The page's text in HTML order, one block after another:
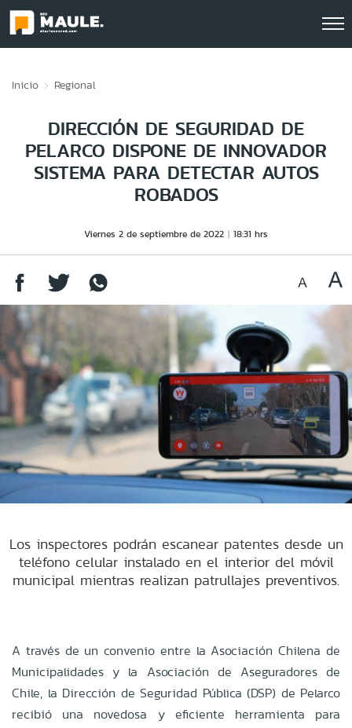
Inicio Regional
DIRECCIÓN DE SEGURIDAD DE
PELARCO DISPONE DE INNOVADOR
SISTEMA PARA DETECTAR AUTOS
ROBADOS
Viernes 2 de septiembre de 2022 18:31 hrs
Los inspectores podrán escanear patentes desde un
teléfono celular instalado en el interior del móvil
municipal mientras realizan patrullajes preventivos.
A través de un convenio entre la Asociación Chilena de
Municipalidades y la Asociación de Aseguradores de
Chile, la Dirección de Seguridad Pública (DSP) de Pelarco
recibió una novedosa y eficiente herramienta para